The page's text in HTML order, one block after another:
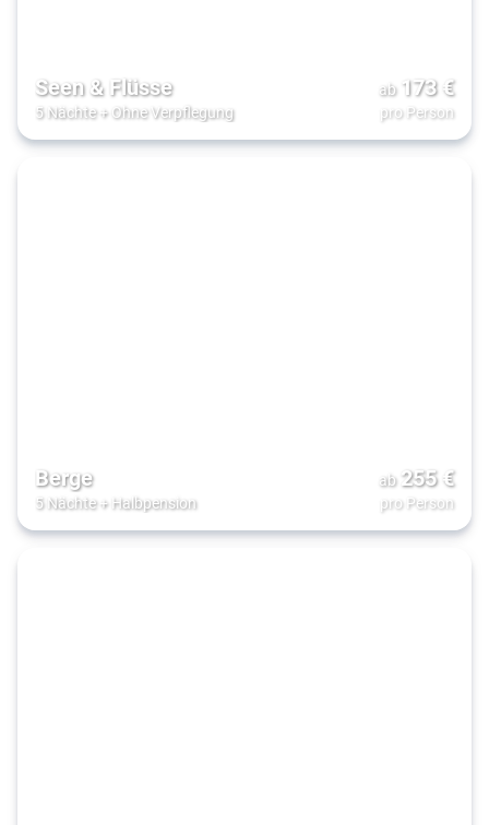
Seen & Flüsse
5 Nächte+ Ohne Verpflegung
ab 173€
pro Person
Berge
5 Nächte+ Halbpension
ab 255€
pro Person